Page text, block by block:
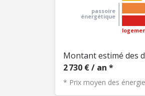
passoire
énergétique
Montant estimé des
2 730 € / an *
* Prix moyen des